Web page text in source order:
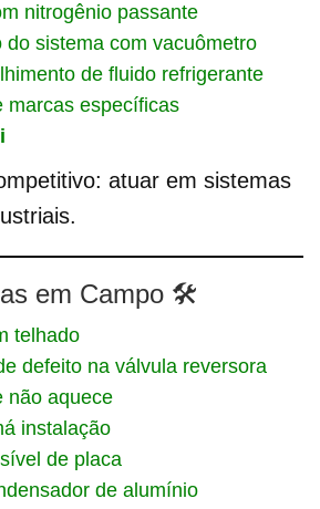
nitrogênio passante
do sistema com vacuômetro
de fluido refrigerante
marcas específicas
atuar em sistemas
em Campo 🛠️
telhado
defeito na válvula reversora
não aquece
instalação
de placa
de alumínio